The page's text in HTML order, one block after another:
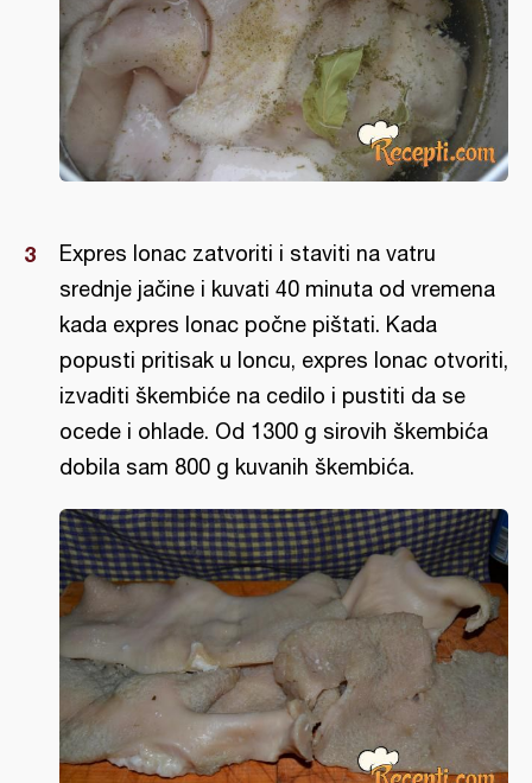
Expres lonac zatvoriti i staviti na vatru
srednje jačine i kuvati 40 minuta od vremena
kada expres lonac počne pištati. Kada
popusti pritisak u loncu, expres lonac otvoriti,
izvaditi škembiće na cedilo i pustiti da se
ocede i ohlade. Od 1300 g sirovih škembića
dobila sam 800 g kuvanih škembića.